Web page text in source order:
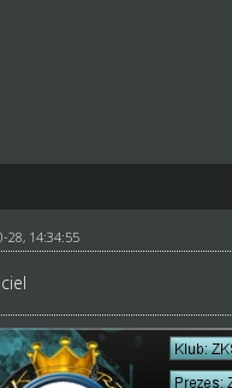
28, 14:34:55